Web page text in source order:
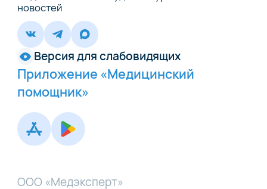
новостей
Версия для слабовидящих
Приложение «Медицинский
помощник»
ООО «Медэксперт»